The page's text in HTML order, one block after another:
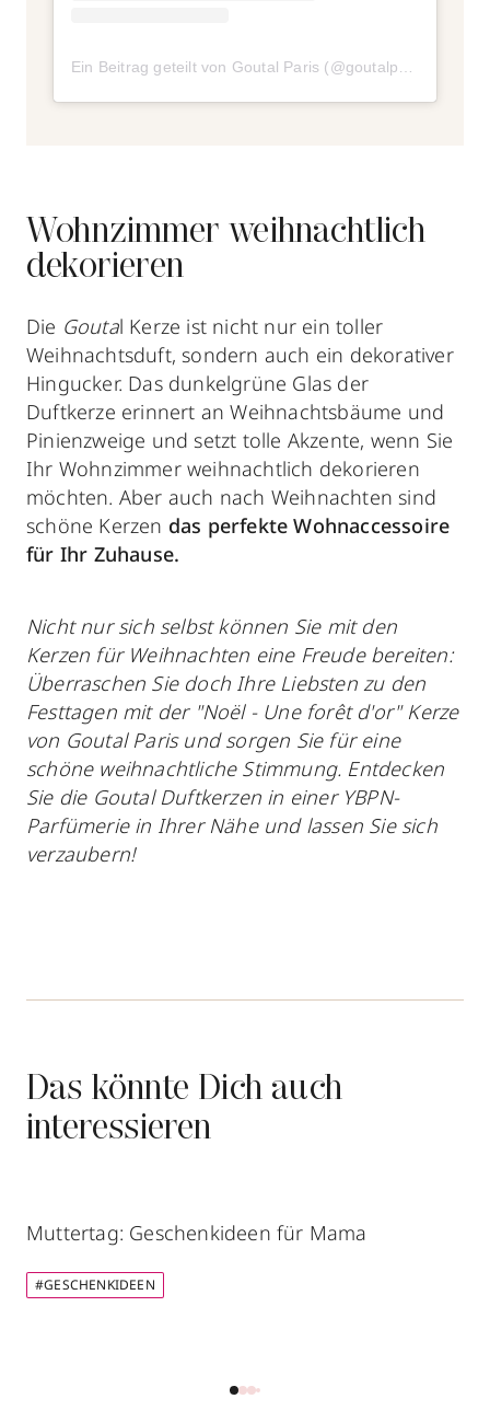
Wohnzimmer weihnachtlich
dekorieren
Die Goutal Kerze ist nicht nur ein toller
Weihnachtsduft, sondern auch ein dekorativer
Hingucker. Das dunkelgrüne Glas der
Duftkerze erinnert an Weihnachtsbäume und
Pinienzweige und setzt tolle Akzente, wenn Sie
Ihr Wohnzimmer weihnachtlich dekorieren
möchten. Aber auch nach Weihnachten sind
schöne Kerzen das perfekte Wohnaccessoire
für Ihr Zuhause.
Nicht nur sich selbst können Sie mit den
Kerzen für Weihnachten eine Freude bereiten:
Überraschen Sie doch Ihre Liebsten zu den
Festtagen mit der "Noël - Une forêt d'or" Kerze
von Goutal Paris und sorgen Sie für eine
schöne weihnachtliche Stimmung. Entdecken
Sie die Goutal Duftkerzen in einer YBPN-
Parfümerie in Ihrer Nähe und lassen Sie sich
verzaubern!
Das könnte Dich auch
interessieren
Muttertag: Geschenkideen für Mama
#GESCHENKIDEEN